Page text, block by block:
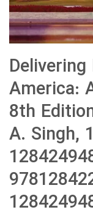
America:
8th
A. Singh,